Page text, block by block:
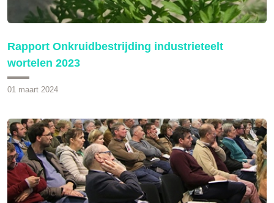
Rapport Onkruidbestrijding industrieteelt
wortelen 2023
01 maart 2024